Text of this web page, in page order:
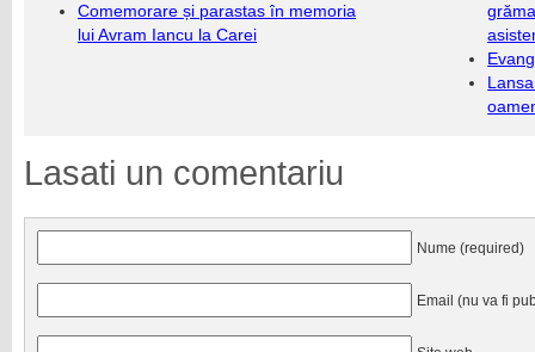
Comemorare și parastas în memoria
lui Avram Iancu la Carei
Lasati un comentariu
Nume (required)
Email (nu va fi